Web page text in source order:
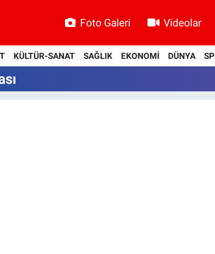
Foto Galeri Videolar
KÜLTÜR-SANAT SAĞLIK EKONOMİ DÜNYA